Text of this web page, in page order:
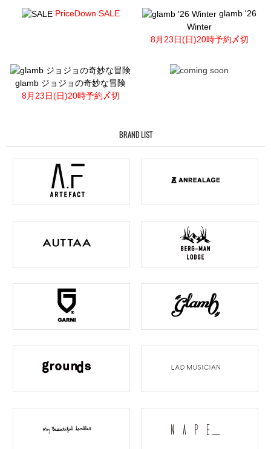
PriceDown SALE
glamb '26
Winter
8月23日(日)20時予約〆切
glamb ジョジョの奇妙な冒険
8月23日(日)20時予約〆切
BRAND LIST